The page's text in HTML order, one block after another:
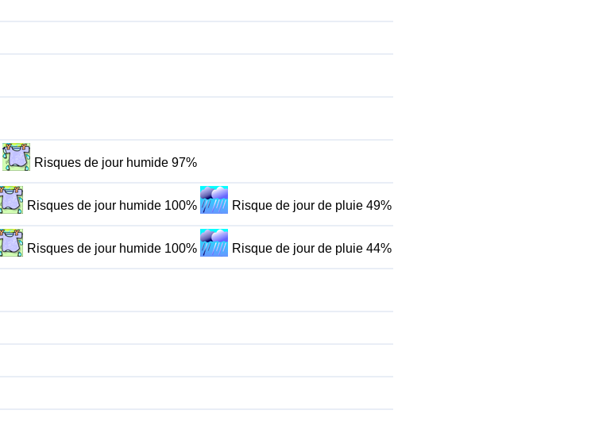
Risques de jour humide 97%
Risques de jour humide 100% Risque de jour de pluie 49%
Risques de jour humide 100% Risque de jour de pluie 44%